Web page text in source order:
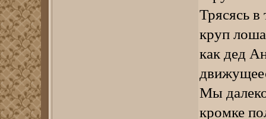
Трясясь в
круп
как дед
Мы
кромке